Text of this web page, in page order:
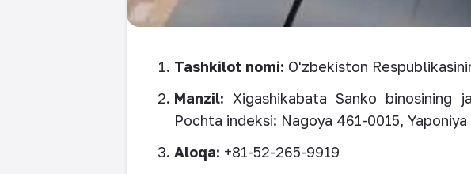
Tashkilot nomi: O'zbekiston
Manzil: Xigashikabata Sanko binosining
Pochta indeksi: Nagoya 461-0015, Yaponiya
Aloqa: +81-52-265-9919